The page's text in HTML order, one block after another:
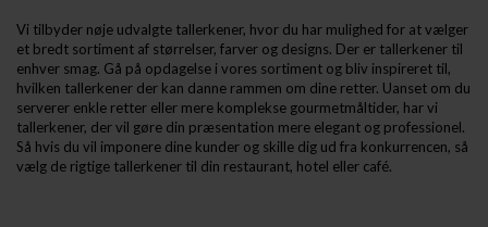
Vi tilbyder nøje udvalgte tallerkener, hvor du har mulighed for at vælger
et bredt sortiment af størrelser, farver og designs. Der er tallerkener til
enhver smag. Gå på opdagelse i vores sortiment og bliv inspireret til,
hvilken tallerkener der kan danne rammen om dine retter. Uanset om du
serverer enkle retter eller mere komplekse gourmetmåltider, har vi
tallerkener, der vil gøre din præsentation mere elegant og professionel.
Så hvis du vil imponere dine kunder og skille dig ud fra konkurrencen, så
vælg de rigtige tallerkener til din restaurant, hotel eller café.